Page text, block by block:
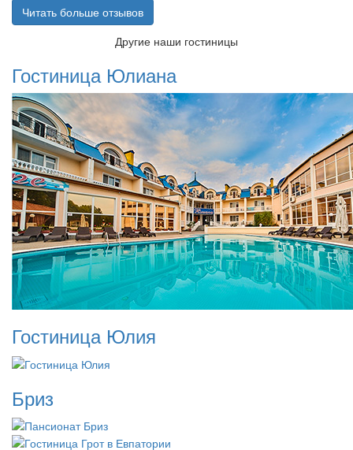
Читать больше отзывов
Другие наши гостиницы
Гостиница Юлиана
Гостиница Юлия
Бриз